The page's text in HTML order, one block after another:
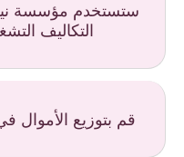
ستستخدم مؤسسة
التكاليف
قم بتوزيع